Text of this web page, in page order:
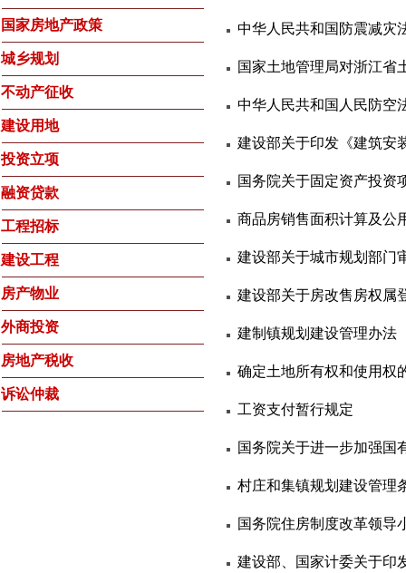
国家房地产政策
城乡规划
不动产征收
建设用地
投资立项
融资贷款
工程招标
建设工程
房产物业
外商投资
房地产税收
诉讼仲裁
中华人民共和国防震减灾
国家土地管理局对浙江省
中华人民共和国人民防空
建设部关于印发《建筑安
国务院关于固定资产投资
商品房销售面积计算及公
建设部关于城市规划部门
建设部关于房改售房权属
建制镇规划建设管理办法
确定土地所有权和使用权
工资支付暂行规定
国务院关于进一步加强国
村庄和集镇规划建设管理
国务院住房制度改革领导
建设部、国家计委关于印